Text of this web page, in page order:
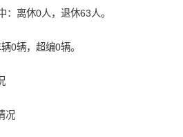
：离休0人，退休63人。
0辆，超编0辆。
况